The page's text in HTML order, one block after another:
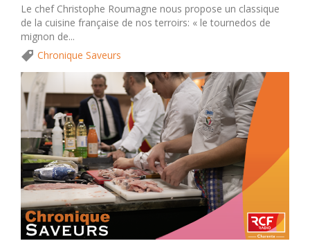
Le chef Christophe Roumagne nous propose un classique
de la cuisine française de nos terroirs: « le tournedos de
mignon de...
Chronique Saveurs